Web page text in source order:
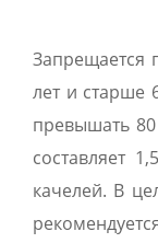
Запрещается
лет и старше
превышать
составляет
качелей. В